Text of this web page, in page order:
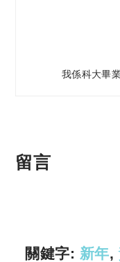
我係科大畢
留言
關鍵字: 新年,